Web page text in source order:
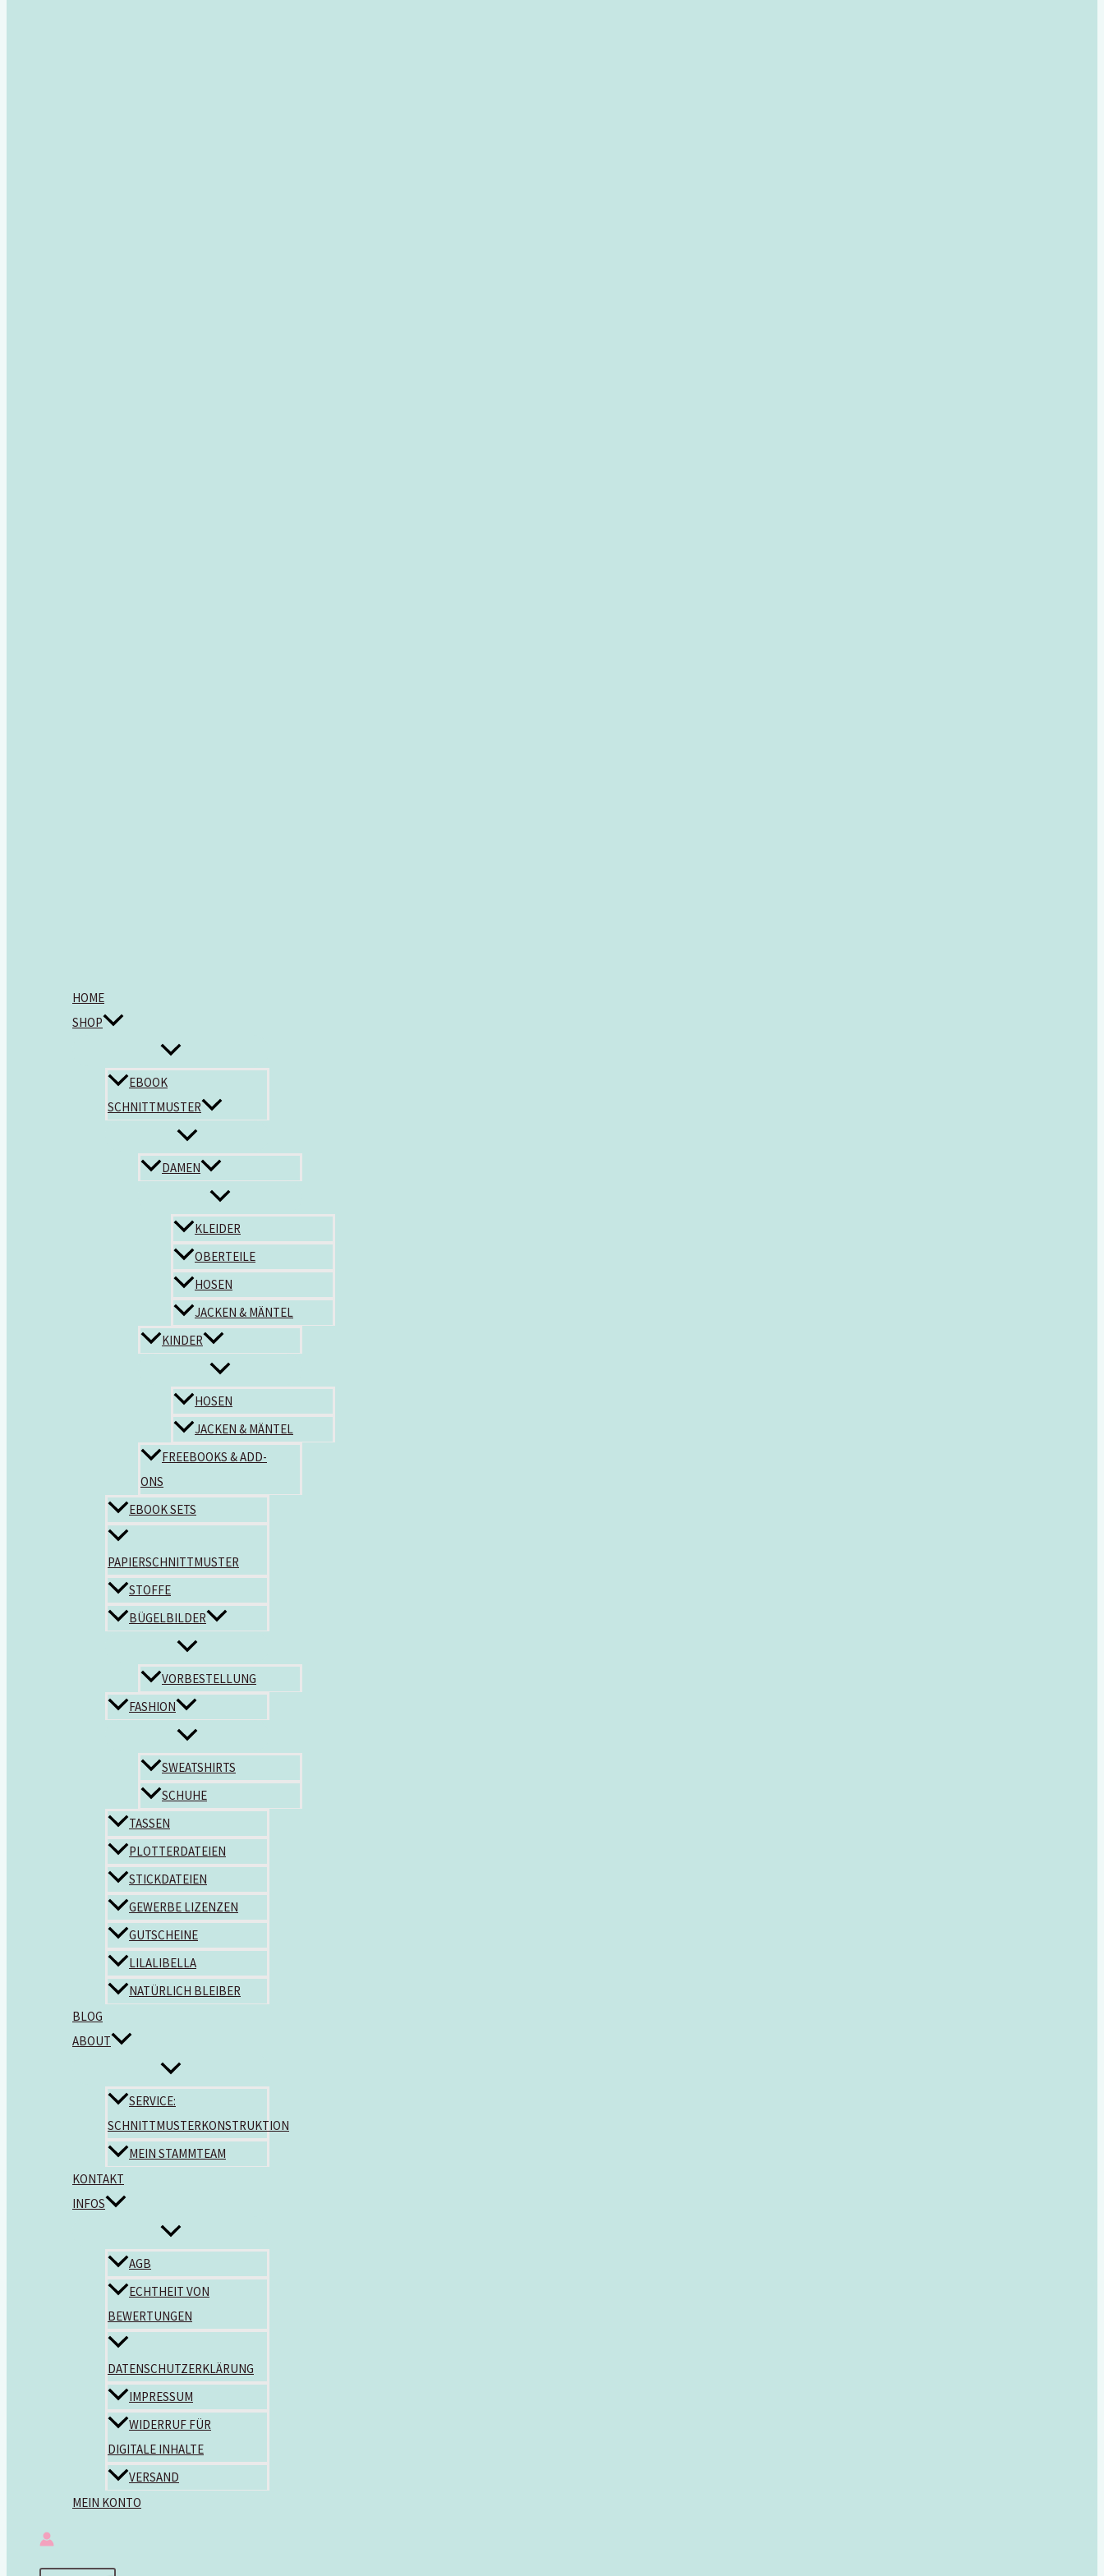
HOME
SHOP
EBOOK
SCHNITTMUSTER
DAMEN
KLEIDER
OBERTEILE
HOSEN
JACKEN & MÄNTEL
KINDER
HOSEN
JACKEN & MÄNTEL
FREEBOOKS & ADD-
ONS
EBOOK SETS
PAPIERSCHNITTMUSTER
STOFFE
BÜGELBILDER
VORBESTELLUNG
FASHION
SWEATSHIRTS
SCHUHE
TASSEN
PLOTTERDATEIEN
STICKDATEIEN
GEWERBE LIZENZEN
GUTSCHEINE
LILALIBELLA
NATÜRLICH BLEIBER
BLOG
ABOUT
SERVICE:
SCHNITTMUSTERKONSTRUKTION
MEIN STAMMTEAM
KONTAKT
INFOS
AGB
ECHTHEIT VON
BEWERTUNGEN
DATENSCHUTZERKLÄRUNG
IMPRESSUM
WIDERRUF FÜR
DIGITALE INHALTE
VERSAND
MEIN KONTO